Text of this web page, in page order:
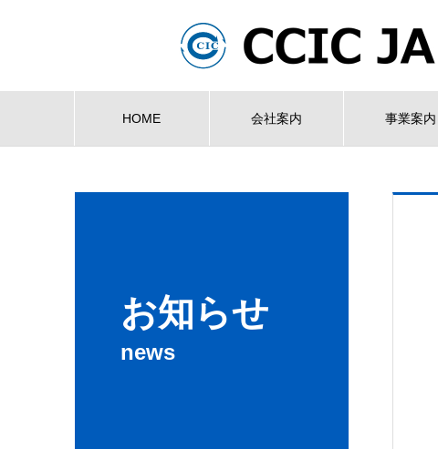
HOME 会社案内 事業案内
お知らせ
news